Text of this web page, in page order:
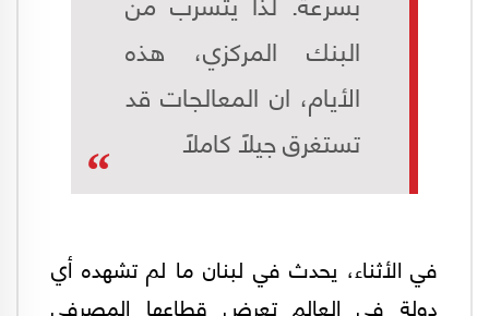
البنك المركزي، هذه
الأيام، ان المعالجات قد
تستغرق جيلاً كاملاً
في الأثناء، يحدث في لبنان ما لم تشهده أي
دولة في العالم تعرض قطاعها المصرفي